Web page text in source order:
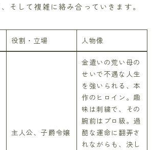
そして複雑に絡み合っていきます。
役割・立場 人物像
主人公、子爵令嬢
金遣いの荒い母の
せいで不遇な人生
を強いられる、本
作のヒロイン。趣
味は刺繍で、その
腕前はプロ級。過
酷な運命に翻弄さ
れながらも、決し